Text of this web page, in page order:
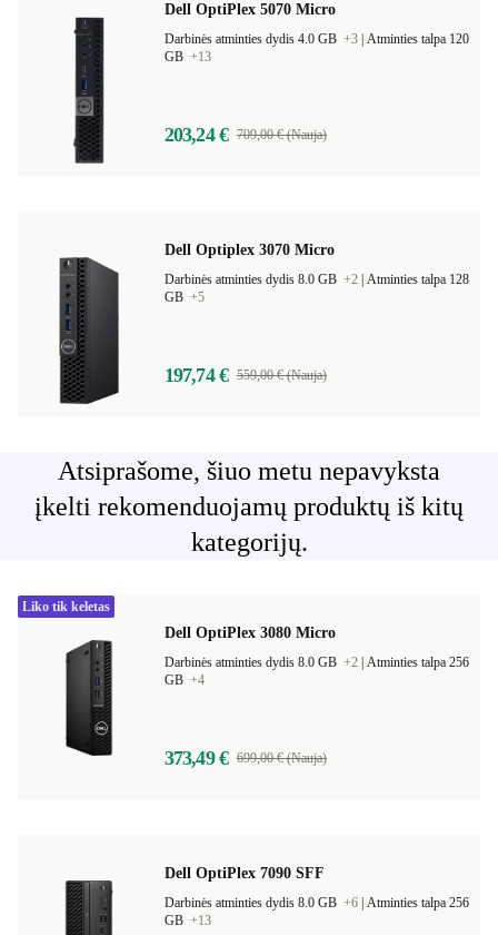
Dell OptiPlex 5070 Micro
Darbinės atminties dydis 4.0 GB +3 Atminties talpa 120
GB +13
203,24 € 709,00 € (Nauja)
Dell Optiplex 3070 Micro
Darbinės atminties dydis 8.0 GB +2 Atminties talpa 128
GB +5
197,74 € 559,00 € (Nauja)
Atsiprašome, šiuo metu nepavyksta
įkelti rekomenduojamų produktų iš kitų
kategorijų.
Dell OptiPlex 3080 Micro
Darbinės atminties dydis 8.0 GB +2 Atminties talpa 256
GB +4
373,49 € 699,00 € (Nauja)
Liko tik keletas
Dell OptiPlex 7090 SFF
Darbinės atminties dydis 8.0 GB +6 Atminties talpa 256
GB +13